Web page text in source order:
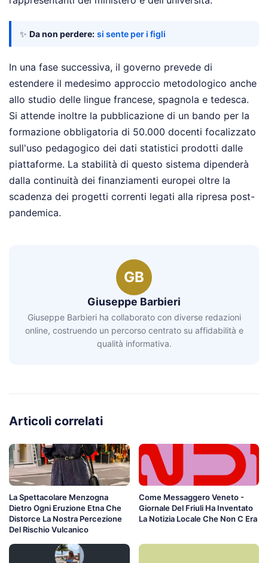
✨ Da non perdere: si sente per i figli
In una fase successiva, il governo prevede di
estendere il medesimo approccio metodologico anche
allo studio delle lingue francese, spagnola e tedesca.
Si attende inoltre la pubblicazione di un bando per la
formazione obbligatoria di 50.000 docenti focalizzato
sull'uso pedagogico dei dati statistici prodotti dalle
piattaforme. La stabilità di questo sistema dipenderà
dalla continuità dei finanziamenti europei oltre la
scadenza dei progetti correnti legati alla ripresa post-
pandemica.
GB
Giuseppe Barbieri
Giuseppe Barbieri ha collaborato con diverse redazioni
online, costruendo un percorso centrato su affidabilità e
qualità informativa.
Articoli correlati
La Spettacolare Menzogna
Dietro Ogni Eruzione Etna Che
Distorce La Nostra Percezione
Del Rischio Vulcanico
Come Messaggero Veneto -
Giornale Del Friuli Ha Inventato
La Notizia Locale Che Non C Era